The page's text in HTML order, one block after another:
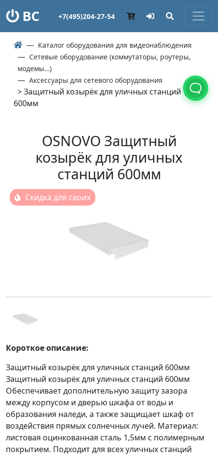
ВС +7(495)204-27-54
Каталог оборудования для видеонаблюдения
Сетевые оборудование (коммутаторы, роутеры,
модемы…)
Аксессуары для сетевого оборудования
> Защитный козырёк для уличных станций
600мм
OSNOVO Защитный
козырёк для уличных
станций 600мм
Скидка для своих
Короткое описание:
Защитный козырёк для уличных станций 600мм
Защитный козырёк для уличных станций 600мм
Обеспечивает дополнительную защиту зазора
между корпусом и дверью шкафа от воды и
образования наледи, а также защищает шкаф от
воздействия прямых солнечных лучей. Материал:
листовая оцинкованная сталь 1,5мм с полимерным
покрытием. Подходит для всех уличных станций